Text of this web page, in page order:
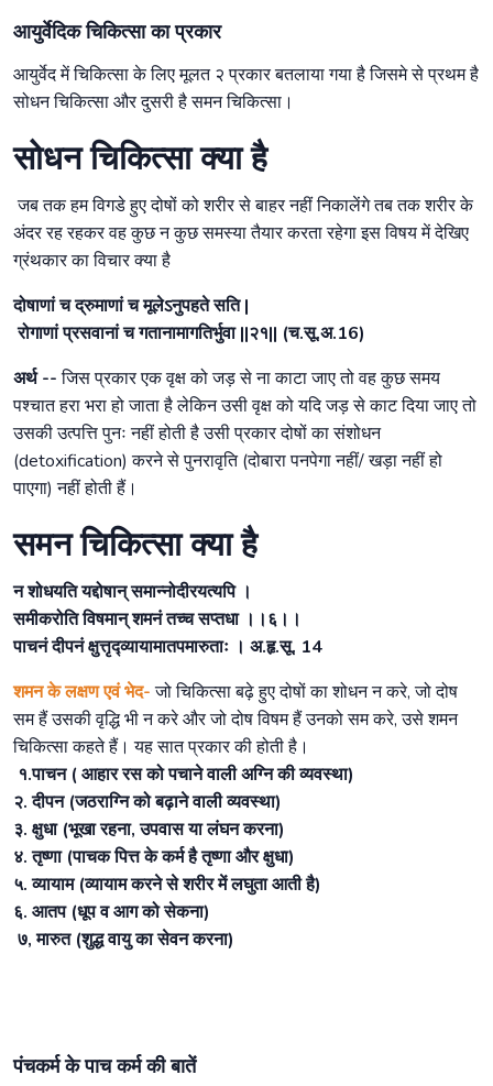
आयुर्वेदिक चिकित्सा का प्रकार
आयुर्वेद में चिकित्सा के लिए मूलत २ प्रकार बतलाया गया है जिसमे से प्रथम है
सोधन चिकित्सा और दुसरी है समन चिकित्सा।
सोधन चिकित्सा क्या है
जब तक हम विगडे हुए दोषों को शरीर से बाहर नहीं निकालेंगे तब तक शरीर के
अंदर रह रहकर वह कुछ न कुछ समस्या तैयार करता रहेगा इस विषय में देखिए
ग्रंथकार का विचार क्या है
दोषाणां च द्रुमाणां च मूलेऽनुपहते सति |
रोगाणां प्रसवानां च गतानामागतिर्भुवा ||२१|| (च.सू.अ.16)
अर्थ --जिस प्रकार एक वृक्ष को जड़ से ना काटा जाए तो वह कुछ समय
पश्चात हरा भरा हो जाता है लेकिन उसी वृक्ष को यदि जड़ से काट दिया जाए तो
उसकी उत्पत्ति पुनः नहीं होती है उसी प्रकार दोषों का संशोधन
(detoxification) करने से पुनरावृति (दोबारा पनपेगा नहीं/ खड़ा नहीं हो
पाएगा) नहीं होती हैं।
समन चिकित्सा क्या है
न शोधयति यद्दोषान् समान्नोदीरयत्यपि ।
समीकरोति विषमान् शमनं तच्च सप्तधा ।।६।।
पाचनं दीपनं क्षुत्तृद्व्यायामातपमारुताः । अ.हृ.सू. 14
शमन के लक्षण एवं भेद-जो चिकित्सा बढ़े हुए दोषों का शोधन न करे, जो दोष
सम हैं उसकी वृद्धि भी न करे और जो दोष विषम हैं उनको सम करे, उसे शमन
चिकित्सा कहते हैं। यह सात प्रकार की होती है।
१.पाचन ( आहार रस को पचाने वाली अग्नि की व्यवस्था)
२. दीपन (जठराग्नि को बढ़ाने वाली व्यवस्था)
३. क्षुधा (भूखा रहना, उपवास या लंघन करना)
४. तृष्णा (पाचक पित्त के कर्म है तृष्णा और क्षुधा)
५. व्यायाम (व्यायाम करने से शरीर में लघुता आती है)
६. आतप (धूप व आग को सेकना)
७, मारुत (शुद्ध वायु का सेवन करना)
पंचकर्म के पाच कर्म की बातें